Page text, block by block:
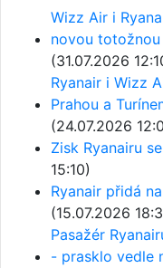
Wizz Air i
novou
(31.07.2026
Ryanair i Wizz
Prahou a
(24.07.2026
Zisk Ryanairu
15:10)
Ryanair přidá
(15.07.2026
Pasažér
- prasklo vedle